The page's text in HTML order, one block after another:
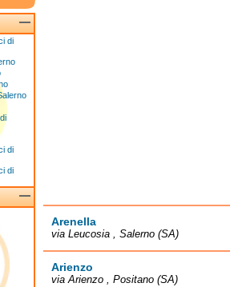
Arenella
via Leucosia , Salerno (SA)
Arienzo
via Arienzo , Positano (SA)
di
di
di